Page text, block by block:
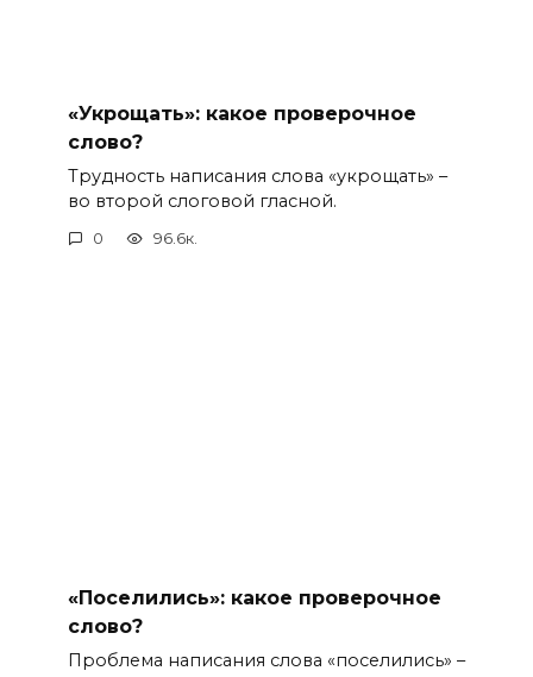
«Укрощать»: какое проверочное
слово?
Трудность написания слова «укрощать» –
во второй слоговой гласной.
0 96.6к.
«Поселились»: какое проверочное
слово?
Проблема написания слова «поселились» –